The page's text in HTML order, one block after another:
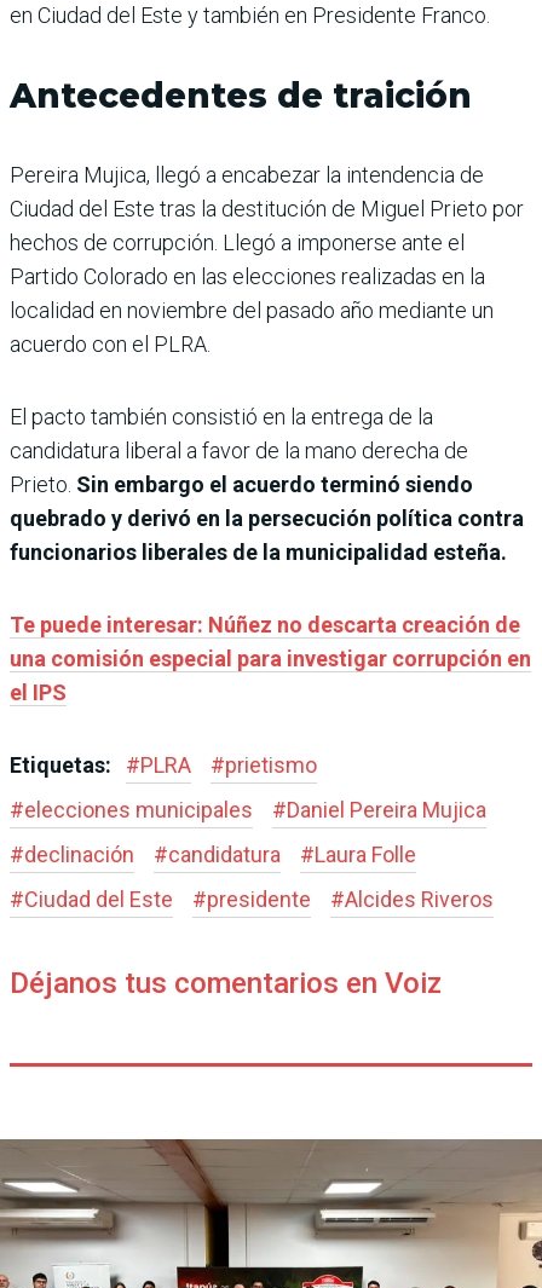
en Ciudad del Este y también en Presidente Franco.
Antecedentes de traición
Pereira Mujica, llegó a encabezar la intendencia de
Ciudad del Este tras la destitución de Miguel Prieto por
hechos de corrupción. Llegó a imponerse ante el
Partido Colorado en las elecciones realizadas en la
localidad en noviembre del pasado año mediante un
acuerdo con el PLRA.
El pacto también consistió en la entrega de la
candidatura liberal a favor de la mano derecha de
Prieto. Sin embargo el acuerdo terminó siendo
quebrado y derivó en la persecución política contra
funcionarios liberales de la municipalidad esteña.
Te puede interesar: Núñez no descarta creación de
una comisión especial para investigar corrupción en
el IPS
Etiquetas: #PLRA #prietismo
#elecciones municipales #Daniel Pereira Mujica
#declinación #candidatura #Laura Folle
#Ciudad del Este #presidente #Alcides Riveros
Déjanos tus comentarios en Voiz